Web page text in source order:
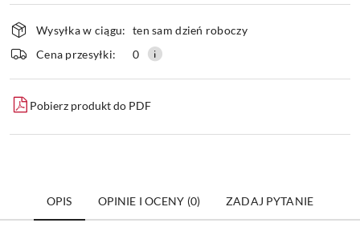
Wyślij
Dostępność
i
dostawa
Wysyłka w ciągu: ten sam dzień roboczy
Cena przesyłki:
0
Pobierz produkt do PDF
OPIS OPINIE I OCENY (0) ZADAJ PYTANIE